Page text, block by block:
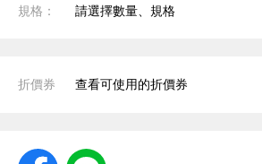
規格： 請選擇數量、規格
折價券 查看可使用的折價券